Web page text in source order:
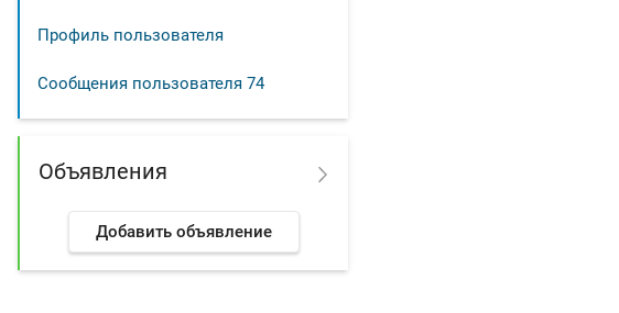
Профиль пользователя
Сообщения пользователя 74
Объявления
Добавить объявление